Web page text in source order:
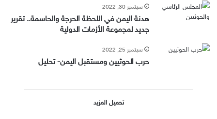
سبتمبر 30, 2022
هدنة اليمن في اللحظة الحرجة والحاسمة.. تقرير
جديد لمجموعة الأزمات الدولية
سبتمبر 25, 2022
حرب الحوثيين ومستقبل اليمن- تحليل
تحميل المزيد